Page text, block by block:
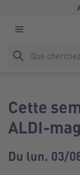
Cette
ALDI-
Du lun. 03/